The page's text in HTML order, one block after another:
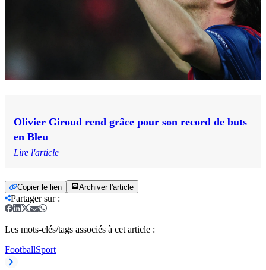
Olivier Giroud rend grâce pour son record de buts
en Bleu
Lire l'article
Copier le lien Archiver l'article
Partager sur:
Les mots-clés/tags associés à cet article :
FootballSport